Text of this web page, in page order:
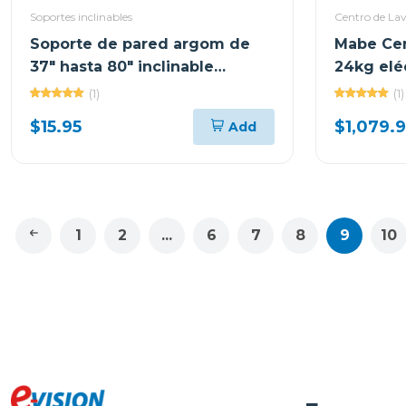
Soportes inclinables
Soporte de pared argom de
37" hasta 80" inclinable
ARGBR1347
(1)
$15.95 Add
Centro de
Mabe
24kg
mcl2440
(1)
1 2 ... 6 7 8 9 10